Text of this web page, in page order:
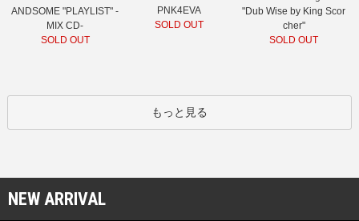
ANDSOME "PLAYLIST" -
MIX CD-
SOLD OUT
PNK4EVA
SOLD OUT
"Dub Wise by King Scor
cher"
SOLD OUT
もっと見る
NEW ARRIVAL